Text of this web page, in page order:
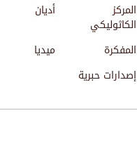
المركز
الكاثوليكي
أديان
المفكرة
ميديا
إصدارات حبرية